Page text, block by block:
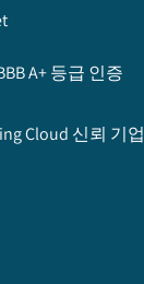
A+ 등급 인증
Cloud 신뢰 기업